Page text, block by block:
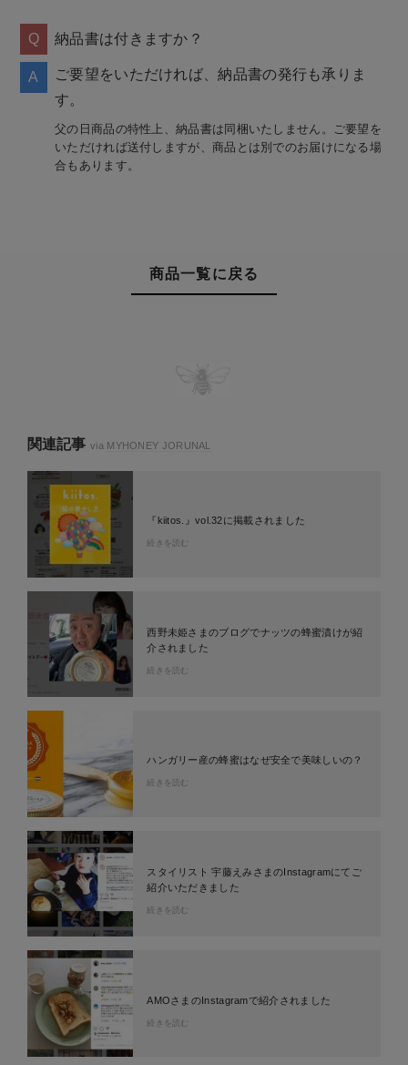
Q 納品書は付きますか？
A
ご要望をいただければ、納品書の発行も承りま
す。
父の日商品の特性上、納品書は同梱いたしません。ご要望を
いただければ送付しますが、商品とは別でのお届けになる場
合もあります。
商品一覧に戻る
関連記事via MYHONEY JORUNAL
『kiitos.』vol.32に掲載されました
続きを読む
西野未姫さまのブログでナッツの蜂蜜漬けが紹
介されました
続きを読む
ハンガリー産の蜂蜜はなぜ安全で美味しいの？
続きを読む
スタイリスト 宇藤えみさまのInstagramにてご
紹介いただきました
続きを読む
AMOさまのInstagramで紹介されました
続きを読む